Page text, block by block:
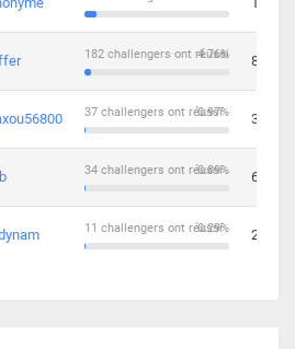
4.76%
182 challengers ont réussi 8
0.97%
37 challengers ont réussi 3
0.89%
34 challengers ont réussi 6
0.29%
11 challengers ont réussi 2